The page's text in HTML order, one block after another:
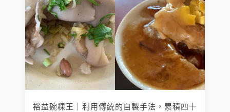
裕益碗粿王｜利用傳統的自製手法，累積四十